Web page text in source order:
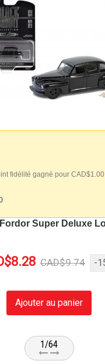
fidélité gagné pour
Super Deluxe
CAD$9.74 -
Ajouter au panier
1/64